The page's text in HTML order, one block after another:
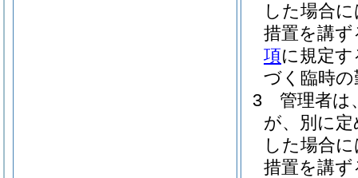
した場合
措置を講
項に規定
づく臨時
3
管理者は
が、別に
した場合
措置を講